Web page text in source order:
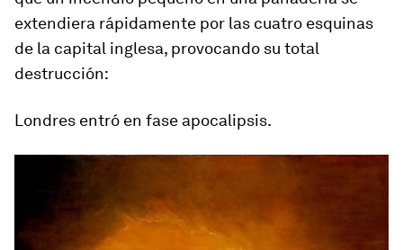
extendiera rápidamente por las cuatro esquinas
de la capital inglesa, provocando su total
destrucción:
Londres entró en fase apocalipsis.